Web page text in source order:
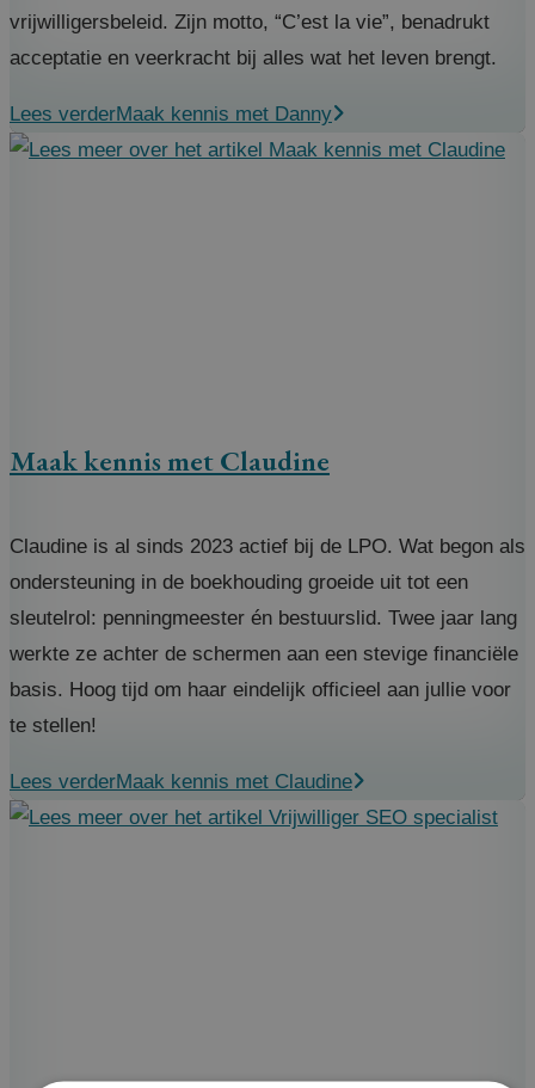
vrijwilligersbeleid. Zijn motto, “C’est la vie”, benadrukt
acceptatie en veerkracht bij alles wat het leven brengt.
Lees verderMaak kennis met Danny
Maak kennis met Claudine
Claudine is al sinds 2023 actief bij de LPO. Wat begon als
ondersteuning in de boekhouding groeide uit tot een
sleutelrol: penningmeester én bestuurslid. Twee jaar lang
werkte ze achter de schermen aan een stevige financiële
basis. Hoog tijd om haar eindelijk officieel aan jullie voor
te stellen!
Lees verderMaak kennis met Claudine